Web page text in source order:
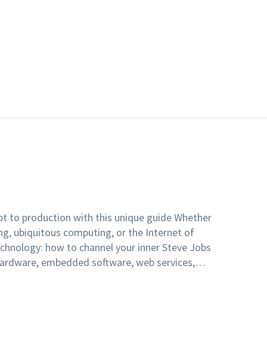
to production with this unique guide Whether
ubiquitous computing, or the Internet of
how to channel your inner Steve Jobs
embedded software, web services,
create cutting-edge devices that are fun,